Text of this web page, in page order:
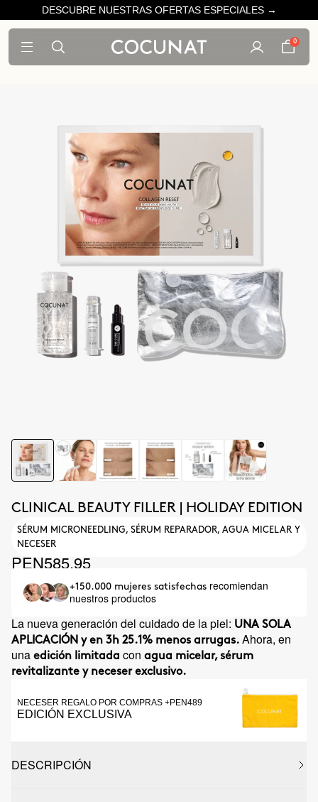
DESCUBRE NUESTRAS OFERTAS ESPECIALES →
0
CLINICAL BEAUTY FILLER | HOLIDAY EDITION
SÉRUM MICRONEEDLING, SÉRUM REPARADOR, AGUA MICELAR Y
NECESER
PEN585.95
+150.000 mujeres satisfechas recomiendan
nuestros productos
La nueva generación del cuidado de la piel: UNA SOLA
APLICACIÓN y en 3h 25.1% menos arrugas. Ahora, en
una edición limitada con agua micelar, sérum
revitalizante y neceser exclusivo.
NECESER REGALO POR COMPRAS +PEN489
EDICIÓN EXCLUSIVA
DESCRIPCIÓN